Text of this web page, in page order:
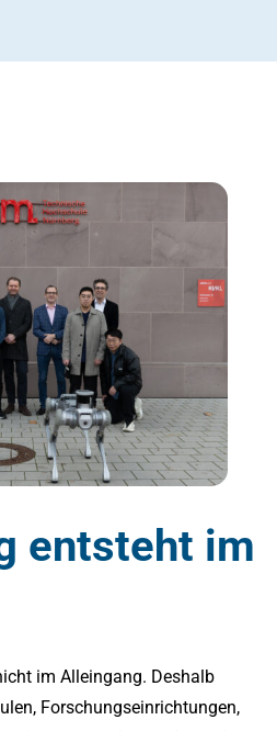
entsteht im
im Alleingang. Deshalb
Forschungseinrichtungen,